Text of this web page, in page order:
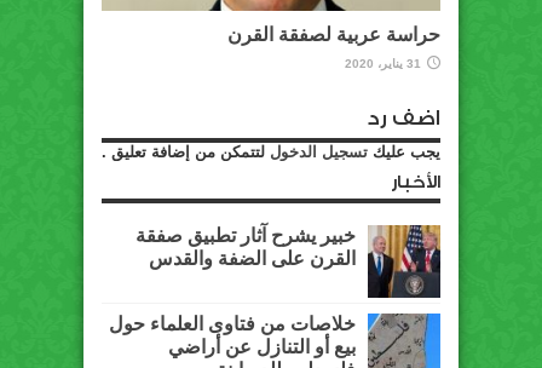
حراسة عربية لصفقة القرن
31 يناير، 2020
اضف رد
يجب عليك تسجيل الدخول لتتمكن من إضافة تعليق .
الأخبار
خبير يشرح آثار تطبيق صفقة
القرن على الضفة والقدس
خلاصات من فتاوى العلماء حول
بيع أو التنازل عن أراضي